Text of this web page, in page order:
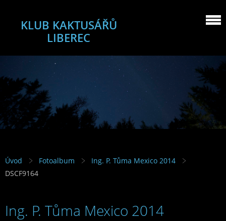
KLUB KAKTUSÁŘŮ
LIBEREC
Úvod Fotoalbum
Ing. P. Tůma Mexico 2014
DSCF9164
Ing. P. Tůma Mexico 2014